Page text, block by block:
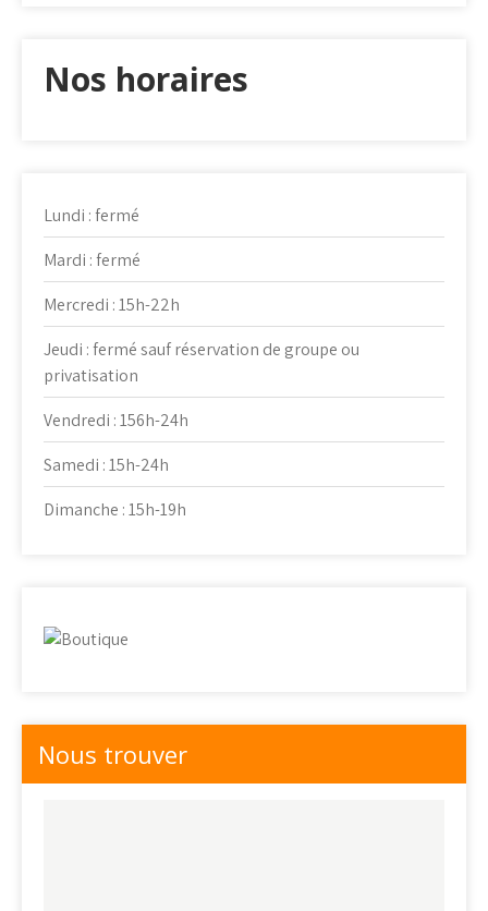
Nos horaires
Lundi : fermé
Mardi : fermé
Mercredi : 15h-22h
Jeudi : fermé sauf réservation de groupe ou
privatisation
Vendredi : 156h-24h
Samedi : 15h-24h
Dimanche : 15h-19h
Nous trouver